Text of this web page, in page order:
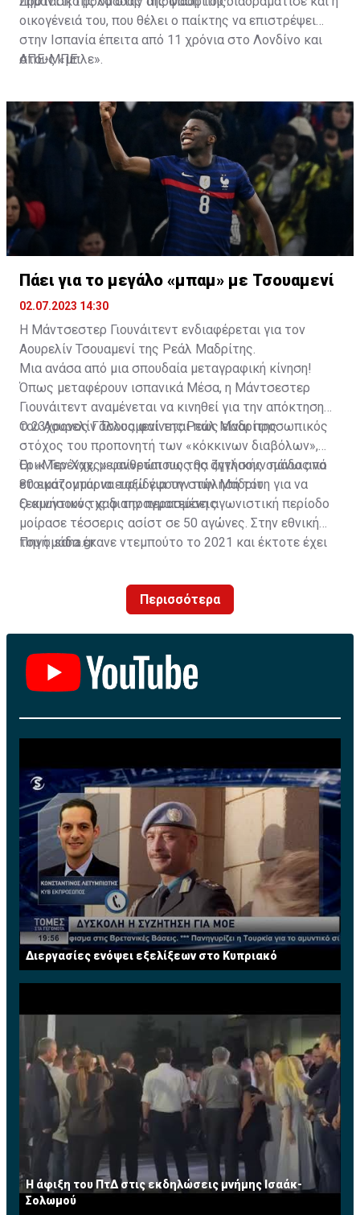
οικογένειά του, που θέλει ο παίκτης να επιστρέψει
στην Ισπανία έπειτα από 11 χρόνια στο Λονδίνο και
στους «μπλε».
ΑΠΕ-ΜΠΕ
Πάει για το μεγάλο «μπαμ» με Τσουαμενί
02.07.2023 14:30
Η Μάντσεστερ Γιουνάιτεντ ενδιαφέρεται για τον
Αουρελίν Τσουαμενί της Ρεάλ Μαδρίτης.
Μια ανάσα από μια σπουδαία μεταγραφική κίνηση!
Όπως μεταφέρουν ισπανικά Μέσα, η Μάντσεστερ
Γιουνάιτεντ αναμένεται να κινηθεί για την απόκτηση
του Αουρελίν Τσουαμενί της Ρεάλ Μαδρίτης.
Ο 23χρονος Γάλλος φαίνεται πως είναι προσωπικός
στόχος του προπονητή των «κόκκινων διαβόλων»,
Έρικ Τεν Χαχ, με ανθρώπους της αγγλικής ομάδας να
ετοιμάζονται να ταξιδέψουν στην Μαδρίτη για να
ξεκινήσουν τις διαπραγματεύσεις.
Οι «Μερένχες» φαίνεται πως θα ζητήσουν πάνω από
80 εκατομμύρια ευρώ για την πώλησή του.
Ο αμυντικός χαφ την περασμένη αγωνιστική περίοδο
μοίρασε τέσσερις ασίστ σε 50 αγώνες. Στην εθνική
του ομάδα έκανε ντεμπούτο το 2021 και έκτοτε έχει
Πηγή: sdna.gr
Περισσότερα
Διεργασίες ενόψει εξελίξεων στο Κυπριακό
Η άφιξη του ΠτΔ στις εκδηλώσεις μνήμης Ισαάκ-
Σολωμού